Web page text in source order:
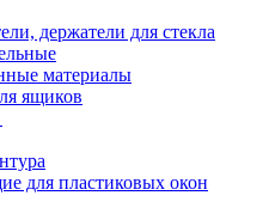
держатели для стекла
материалы
ящиков
для пластиковых окон